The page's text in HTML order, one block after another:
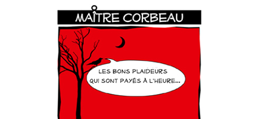
Formation
Continue
CABINETS